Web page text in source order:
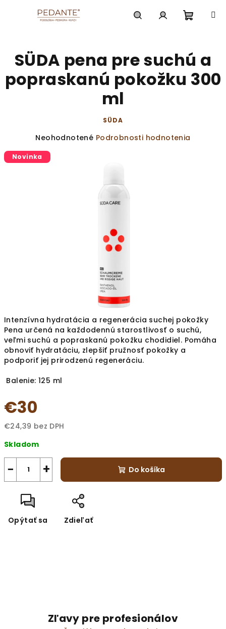
košík
Intenzívna hydratácia a regenerácia suchej pokožky
Pena určená na každodennú starostlivosť o suchú,
veľmi suchú a popraskanú pokožku chodidiel. Pomáha
obnoviť hydratáciu, zlepšiť pružnosť pokožky a
podporiť jej prirodzenú regeneráciu.
Balenie: 125 ml
€30
€24,39 bez DPH
cena:
Skladom
+
− Do košíka
Opýtať sa Zdieľať
SÜDA pena pre suchú a
popraskanú pokožku 300
ml
SÜDA
Priemerné
produktu
Neohodnotené Podrobnosti hodnotenia
Novinka
Zľavy pre profesionálov